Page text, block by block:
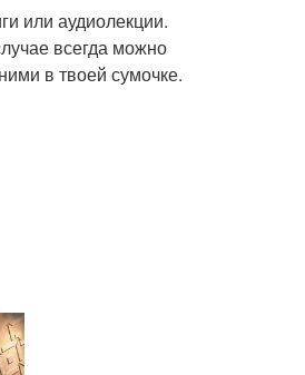
или аудиолекции.
всегда можно
в твоей сумочке.